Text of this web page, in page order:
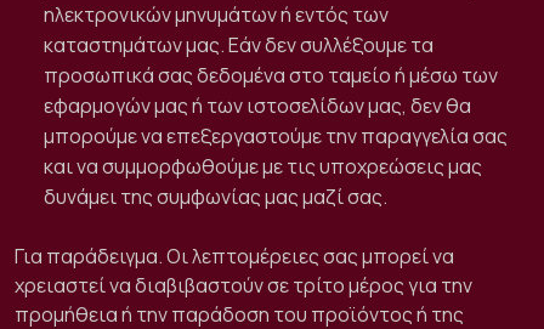
ηλεκτρονικών μηνυμάτων ή εντός των
καταστημάτων μας. Εάν δεν συλλέξουμε τα
προσωπικά σας δεδομένα στο ταμείο ή μέσω των
εφαρμογών μας ή των ιστοσελίδων μας, δεν θα
μπορούμε να επεξεργαστούμε την παραγγελία σας
και να συμμορφωθούμε με τις υποχρεώσεις μας
δυνάμει της συμφωνίας μας μαζί σας.
Για παράδειγμα. Οι λεπτομέρειες σας μπορεί να
χρειαστεί να διαβιβαστούν σε τρίτο μέρος για την
προμήθεια ή την παράδοση του προϊόντος ή της